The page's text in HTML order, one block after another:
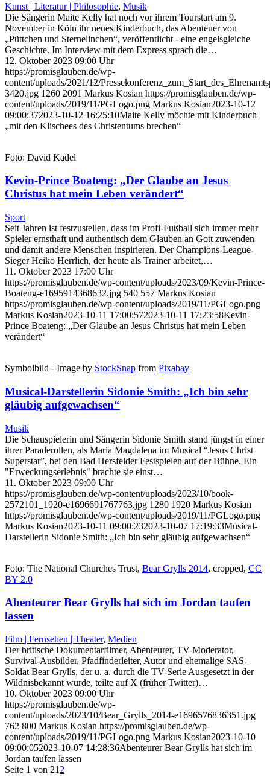
Kunst | Literatur | Philosophie, Musik
Die Sängerin Maite Kelly hat noch vor ihrem Tourstart am 9.
November in Köln ihr neues Kinderbuch, das Abenteuer von
„Püttchen und Sternelinchen“, veröffentlicht - eine engelsgleiche
Geschichte. Im Interview mit dem Express sprach die…
12. Oktober 2023 09:00 Uhr
https://promisglauben.de/wp-
content/uploads/2021/12/
3420.jpg 1260 2091 Markus Kosian https://promisglauben.de/wp-
content/uploads/2019/11/PGLogo.png Markus Kosian2023-10-12
09:00:372023-10-12 16:25:10Maite Kelly möchte mit Kinderbuch
„mit den Klischees des Christentums brechen“
Foto: David Kadel
Kevin-Prince Boateng: „Der Glaube an Jesus
Christus hat mein Leben verändert“
Sport
Seit Jahren ist festzustellen, dass im Profi-Fußball sich immer mehr
Spieler ernsthaft und authentisch dem Glauben an Gott zuwenden
und damit andere Menschen inspirieren. Der Champions-League-
Sieger Heiko Herrlich, der heute als Trainer arbeitet,…
11. Oktober 2023 17:00 Uhr
https://promisglauben.de/wp-content/uploads/2023/09/Kevin-Prince-
Boateng-e1695914368632.jpg 540 557 Markus Kosian
https://promisglauben.de/wp-content/uploads/2019/11/PGLogo.png
Markus Kosian2023-10-11 17:00:572023-10-11 17:23:58Kevin-
Prince Boateng: „Der Glaube an Jesus Christus hat mein Leben
verändert“
Symbolbild - Image by StockSnap from Pixabay
Musical-Darstellerin Sidonie Smith: „Ich bin sehr
gläubig aufgewachsen“
Musik
Die Schauspielerin und Sängerin Sidonie Smith stand jüngst in einer
ihrer Paraderollen, als Maria Magdalena im Musical “Jesus Christ
Superstar”, bei den Bad Hersfelder Festspielen auf der Bühne. Ein
"Erweckungserlebnis" brachte sie einst…
11. Oktober 2023 09:00 Uhr
https://promisglauben.de/wp-content/uploads/2023/10/book-
2572101_1920-e1696691767763.jpg 1280 1920 Markus Kosian
https://promisglauben.de/wp-content/uploads/2019/11/PGLogo.png
Markus Kosian2023-10-11 09:00:232023-10-07 17:19:33Musical-
Darstellerin Sidonie Smith: „Ich bin sehr gläubig aufgewachsen“
Foto: The National Churches Trust, Bear Grylls 2014, cropped, CC
BY 2.0
Abenteurer Bear Grylls hat sich im Jordan taufen
lassen
Film | Fernsehen | Theater, Medien
Der britische Dokumentarfilmer, Abenteurer, TV-Moderator,
Survival-Ausbilder, Pfadfinderleiter, Autor und ehemalige SAS-
Soldat Bear Grylls, der u. a. durch die TV-Serie Ausgesetzt in der
Wildnisbekannt wurde, teilte auf X (früher Twitter)…
10. Oktober 2023 09:00 Uhr
https://promisglauben.de/wp-
content/uploads/2023/10/Bear_Grylls_2014-e1696576836351.jpg
762 800 Markus Kosian https://promisglauben.de/wp-
content/uploads/2019/11/PGLogo.png Markus Kosian2023-10-10
09:00:052023-10-07 14:28:36Abenteurer Bear Grylls hat sich im
Jordan taufen lassen
Seite 1 von 21 2